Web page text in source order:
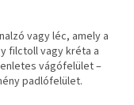
vagy léc, amely a
filctoll vagy kréta a
vágófelület –
padlófelület.